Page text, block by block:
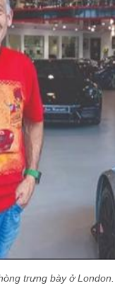
trưng bày ở London.